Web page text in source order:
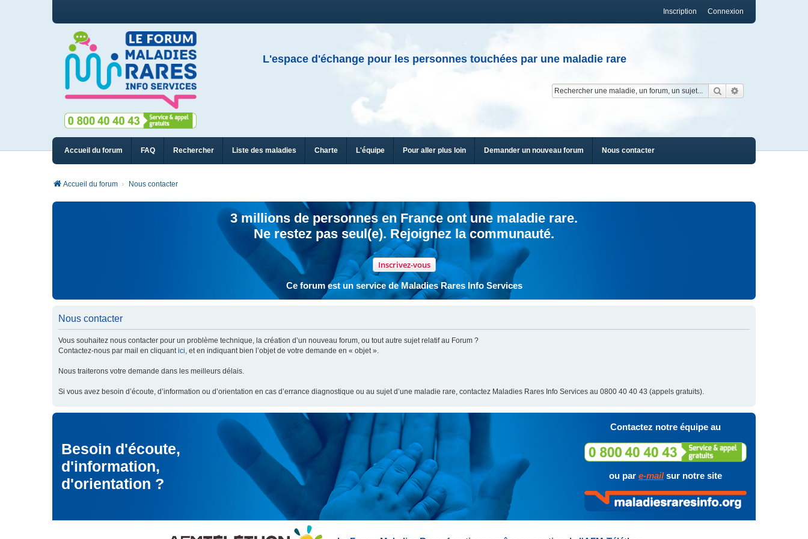
Connexion
Inscription
L'espace d'échange pour les personnes touchées par une maladie rare
Rechercher
Accueil du forum FAQ Rechercher Liste des maladies Charte L'équipe Pour aller plus loin Demander un nouveau forum Nous contacter
Accueil du forum Nous contacter
3 millions de personnes en France ont une maladie rare.
Ne restez pas seul(e). Rejoignez la communauté.
Inscrivez-vous
Ce forum est un service de Maladies Rares Info Services
Nous contacter
Vous souhaitez nous contacter pour un problème technique, la création d’un nouveau forum, ou tout autre sujet relatif au Forum ?
Contactez-nous par mail en cliquantici, et en indiquant bien l’objet de votre demande en « objet ».
Nous traiterons votre demande dans les meilleurs délais.
Si vous avez besoin d’écoute, d’information ou d’orientation en cas d’errance diagnostique ou au sujet d’une maladie rare, contactez Maladies Rares Info Services au 0800 40 40 43 (appels gratuits).
Besoin d'écoute,
d'information,
d'orientation ?
Contactez notre équipe au
ou par e-mailsur notre site